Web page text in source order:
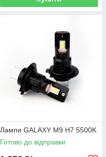
Лампи GALAXY M9 H7 5500K
Готово до відправки